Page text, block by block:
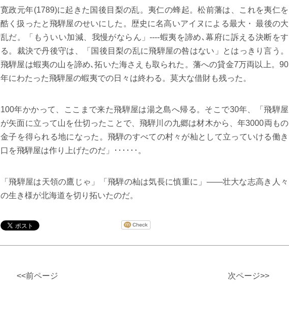
寛政元年(1789)に起きた国後目梨の乱。夷仁の蜂起。松前藩は、これを夷仁を
酷く扱ったと飛騨屋のせいにした。歴史に名高いアイヌによる最大・ 最後の大
乱だ。「もういい加減、我慢がならん」----蝦夷を諦め､幕府に訴える決断をす
る。裁決で丹後守は、「国後目梨の乱に飛騨屋の咎はない」とはっきり言う。
飛騨屋は蝦夷の山を諦め､拓いた海さえも取られた。藩への貸金7万両以上。90
年にわたった飛騨屋の蝦夷での日々は終わる。莫大な借財も残った。
100年かかって、ここまで来た飛騨屋は湯之島へ帰る。そこで30年、「飛騨屋
が矢面に立って山を仕切ったことで、飛騨川の九郷は材木から、年3000両もの
金子を得られる地になった。飛騨のすべての村々が杣として立っていける働き
口を飛騨屋は作り上げたのだ」
･･････ 。
「飛騨屋は天領の鷹じゃ」「飛騨の杣は気長に慎重に」――壮大な志高き人々
の生き様が北海道を切り拓いたのだ。
次ページ>>
<<前ページ